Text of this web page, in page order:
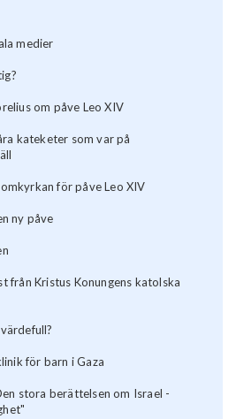
medier
om påve Leo XIV
kateketer som var på
för påve Leo XIV
ny påve
från Kristus Konungens katolska
för barn i Gaza
stora berättelsen om Israel -